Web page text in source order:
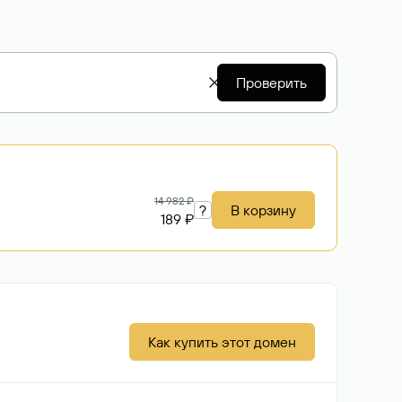
Проверить
14 982 ₽
189 ₽ ? В корзину
Как купить этот домен